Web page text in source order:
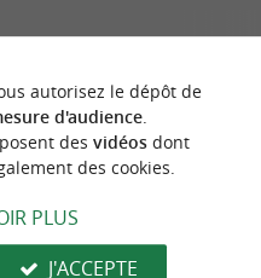
autorisez le dépôt de
d'audience.
des vidéosdont
des cookies.
PLUS
J'ACCEPTE